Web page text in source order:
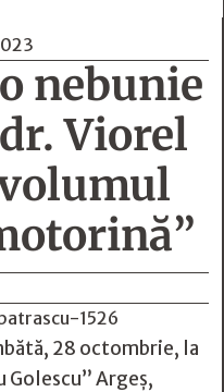
nebunie
Viorel
28 octombrie, la
Golescu” Argeş,